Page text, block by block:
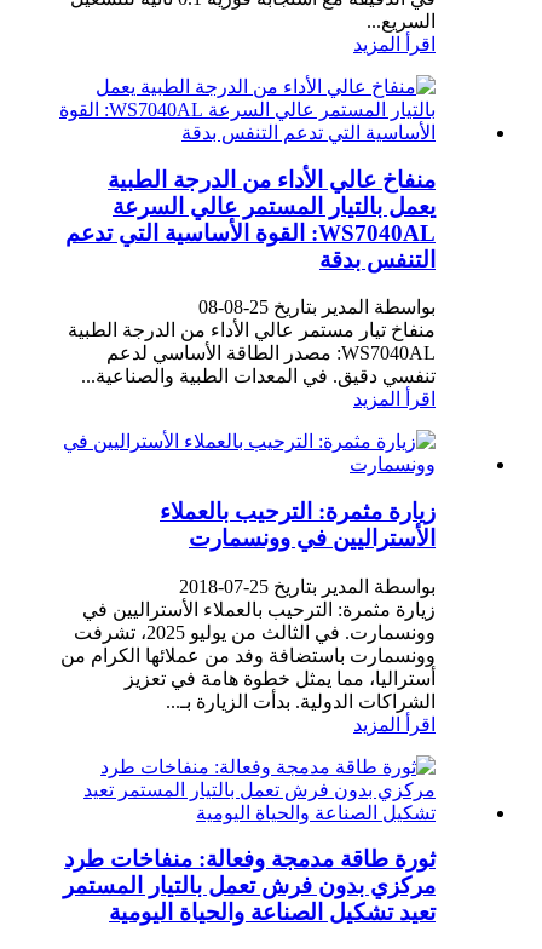
السريع...
اقرأ المزيد
منفاخ عالي الأداء من الدرجة الطبية
يعمل بالتيار المستمر عالي السرعة
WS7040AL: القوة الأساسية التي تدعم
التنفس بدقة
بواسطة المدير بتاريخ 25-08-08
منفاخ تيار مستمر عالي الأداء من الدرجة الطبية
WS7040AL: مصدر الطاقة الأساسي لدعم
تنفسي دقيق. في المعدات الطبية والصناعية...
اقرأ المزيد
زيارة مثمرة: الترحيب بالعملاء
الأستراليين في وونسمارت
بواسطة المدير بتاريخ 25-07-2018
زيارة مثمرة: الترحيب بالعملاء الأستراليين في
وونسمارت. في الثالث من يوليو 2025، تشرفت
وونسمارت باستضافة وفد من عملائها الكرام من
أستراليا، مما يمثل خطوة هامة في تعزيز
الشراكات الدولية. بدأت الزيارة بـ...
اقرأ المزيد
ثورة طاقة مدمجة وفعالة: منفاخات طرد
مركزي بدون فرش تعمل بالتيار المستمر
تعيد تشكيل الصناعة والحياة اليومية